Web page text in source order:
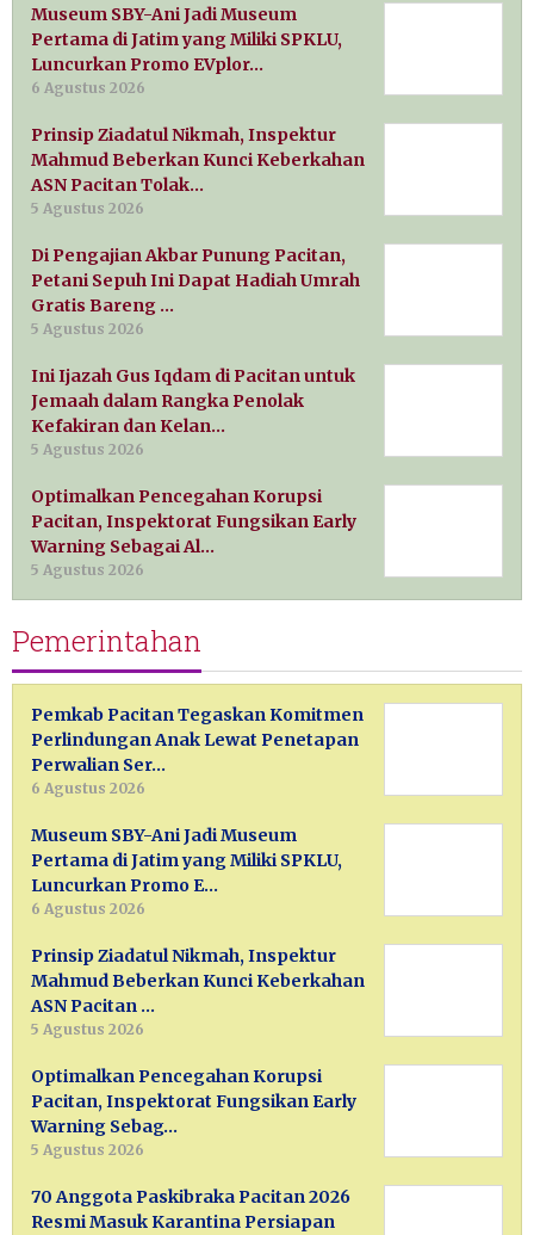
Museum SBY-Ani Jadi Museum
Pertama di Jatim yang Miliki SPKLU,
Luncurkan Promo EVplor…
6 Agustus 2026
Prinsip Ziadatul Nikmah, Inspektur
Mahmud Beberkan Kunci Keberkahan
ASN Pacitan Tolak…
5 Agustus 2026
Di Pengajian Akbar Punung Pacitan,
Petani Sepuh Ini Dapat Hadiah Umrah
Gratis Bareng …
5 Agustus 2026
Ini Ijazah Gus Iqdam di Pacitan untuk
Jemaah dalam Rangka Penolak
Kefakiran dan Kelan…
5 Agustus 2026
Optimalkan Pencegahan Korupsi
Pacitan, Inspektorat Fungsikan Early
Warning Sebagai Al…
5 Agustus 2026
Pemerintahan
Pemkab Pacitan Tegaskan Komitmen
Perlindungan Anak Lewat Penetapan
Perwalian Ser…
6 Agustus 2026
Museum SBY-Ani Jadi Museum
Pertama di Jatim yang Miliki SPKLU,
Luncurkan Promo E…
6 Agustus 2026
Prinsip Ziadatul Nikmah, Inspektur
Mahmud Beberkan Kunci Keberkahan
ASN Pacitan …
5 Agustus 2026
Optimalkan Pencegahan Korupsi
Pacitan, Inspektorat Fungsikan Early
Warning Sebag…
5 Agustus 2026
70 Anggota Paskibraka Pacitan 2026
Resmi Masuk Karantina Persiapan